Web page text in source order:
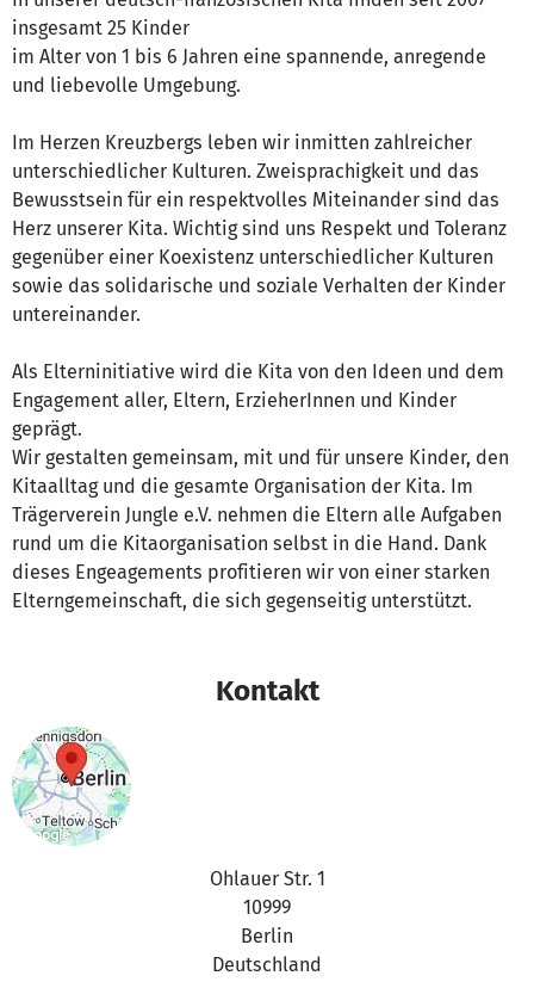
insgesamt 25 Kinder
im Alter von 1 bis 6 Jahren eine spannende, anregende
und liebevolle Umgebung.
Im Herzen Kreuzbergs leben wir inmitten zahlreicher
unterschiedlicher Kulturen. Zweisprachigkeit und das
Bewusstsein für ein respektvolles Miteinander sind das
Herz unserer Kita. Wichtig sind uns Respekt und Toleranz
gegenüber einer Koexistenz unterschiedlicher Kulturen
sowie das solidarische und soziale Verhalten der Kinder
untereinander.
Als Elterninitiative wird die Kita von den Ideen und dem
Engagement aller, Eltern, ErzieherInnen und Kinder
geprägt.
Wir gestalten gemeinsam, mit und für unsere Kinder, den
Kitaalltag und die gesamte Organisation der Kita. Im
Trägerverein Jungle e.V. nehmen die Eltern alle Aufgaben
rund um die Kitaorganisation selbst in die Hand. Dank
dieses Engeagements profitieren wir von einer starken
Elterngemeinschaft, die sich gegenseitig unterstützt.
Kontakt
Ohlauer Str. 1
10999
Berlin
Deutschland